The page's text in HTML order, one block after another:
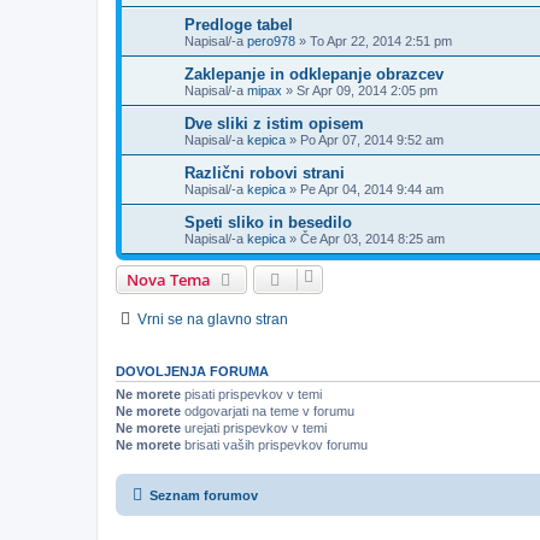
Predloge tabel
Napisal/-a pero978 » To Apr 22, 2014 2:51 pm
Zaklepanje in odklepanje obrazcev
Napisal/-a mipax » Sr Apr 09, 2014 2:05 pm
Dve sliki z istim opisem
Napisal/-a kepica » Po Apr 07, 2014 9:52 am
Različni robovi strani
Napisal/-a kepica » Pe Apr 04, 2014 9:44 am
Speti sliko in besedilo
Napisal/-a kepica » Če Apr 03, 2014 8:25 am
Nova Tema
Vrni se na glavno stran
DOVOLJENJA FORUMA
Ne morete pisati prispevkov v temi
Ne morete odgovarjati na teme v forumu
Ne morete urejati prispevkov v temi
Ne morete brisati vaših prispevkov forumu
Seznam forumov